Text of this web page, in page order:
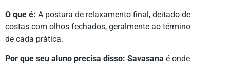
O que é: A postura de relaxamento final, deitado de
costas com olhos fechados, geralmente ao término
de cada prática.
Por que seu aluno precisa disso: Savasana é onde